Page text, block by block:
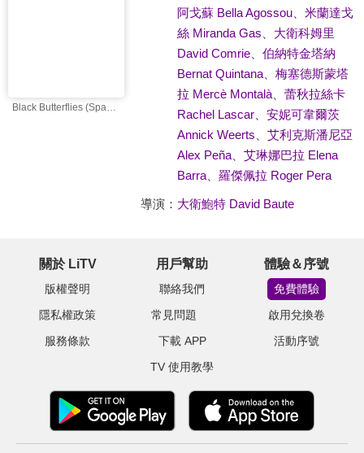
Black Butterflies (Spanish)
阿戈蘇 Bella Agossou、 米蘭達戈
絲 Miranda Gas
大衛科姆里
David Comrie、 伯納特金塔納
Bernat Quintana、 梅塞德斯蒙塔
拉 Mercè Montalà、 蕾秋拉絲卡
Rachel Lascar、 安妮可韋爾茨
Annick Weerts
艾利克斯潘尼亞
Alex Peña、 艾琳娜巴拉 Elena
Barra、 羅傑佩拉 Roger Pera
導演： 大衛鮑特 David Baute
關於 LiTV
版權聲明
隱私權政策
服務條款
用戶幫助
聯絡我們
常見問題
下載 APP
TV 使用教學
體驗＆序號
免費體驗
啟用兌換卷
活動序號